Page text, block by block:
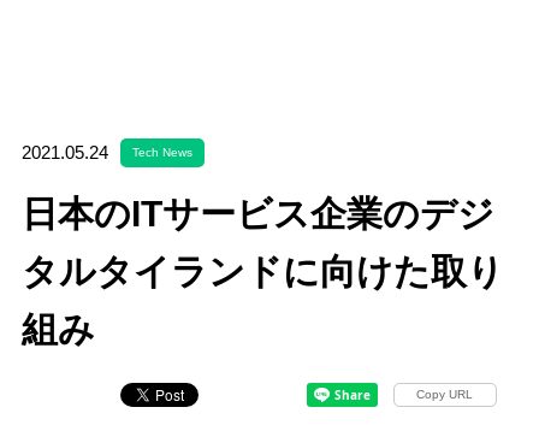
2021.05.24 Tech News
日本のITサービス企業のデジ
タルタイランドに向けた取り
組み
Copy URL